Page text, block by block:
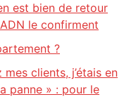
est bien de retour
le confirment
?
mes clients, j’étais en
panne » : pour le